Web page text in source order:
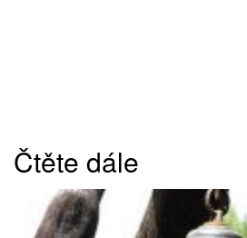
Čtěte dále